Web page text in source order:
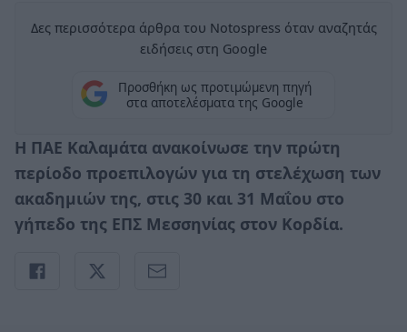
Δες περισσότερα άρθρα του Notospress όταν αναζητάς
ειδήσεις στη Google
Προσθήκη ως προτιμώμενη πηγή
στα αποτελέσματα της Google
Η ΠΑΕ Καλαμάτα ανακοίνωσε την πρώτη
περίοδο προεπιλογών για τη στελέχωση των
ακαδημιών της, στις 30 και 31 Μαΐου στο
γήπεδο της ΕΠΣ Μεσσηνίας στον Κορδία.